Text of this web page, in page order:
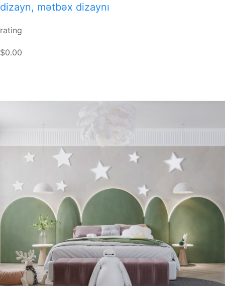
dizayn, mətbəx dizaynı
rating
$0.00